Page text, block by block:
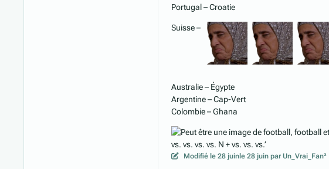
Portugal – Croatie
Suisse –
Australie – Égypte
Argentine – Cap-Vert
Colombie – Ghana
Modifiéle 28 juinle 28 juin par Un_Vrai_Fan²